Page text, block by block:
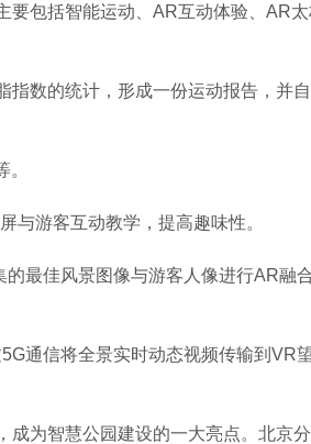
包括智能运动、AR互动体验、AR
的统计，形成一份运动报告，并自
游客互动教学，提高趣味性。
佳风景图像与游客人像进行AR融
信将全景实时动态视频传输到VR望
为智慧公园建设的一大亮点。北京